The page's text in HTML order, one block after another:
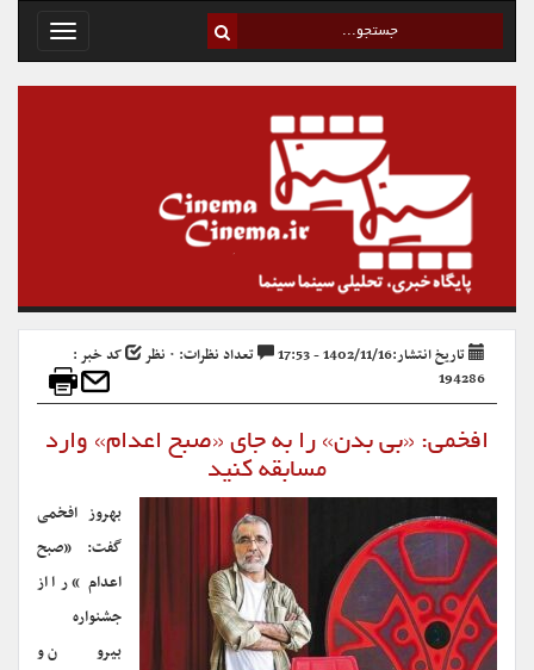
Toggle
تاریخ انتشار:1402/11/16 - 17:53 تعداد نظرات: ۰ نظر
کد خبر :
194286
افخمی: «بی بدن» را به جای «صبح اعدام» وارد
مسابقه کنید
بهروز افخمی
گفت: «صبح
اعدام» را از
جشنواره
بیرون و